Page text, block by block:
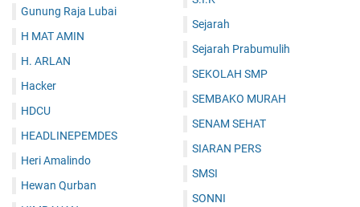
Gunung Raja Lubai
H MAT AMIN
H. ARLAN
Hacker
HDCU
HEADLINEPEMDES
Heri Amalindo
Hewan Qurban
Sejarah
Sejarah Prabumulih
SEKOLAH SMP
SEMBAKO MURAH
SENAM SEHAT
SIARAN PERS
SMSI
SONNI